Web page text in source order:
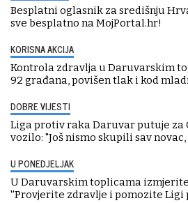
Besplatni oglasnik za središnju
sve besplatno na MojPortal.hr!
KORISNA AKCIJA
Kontrola zdravlja u Daruvarskim
92 građana, povišen tlak i kod
DOBRE VIJESTI
Liga protiv raka Daruvar putuje za
vozilo: "Još nismo skupili sav novac,
U PONEDJELJAK
U Daruvarskim toplicama
''Provjerite zdravlje i pomozite Ligi